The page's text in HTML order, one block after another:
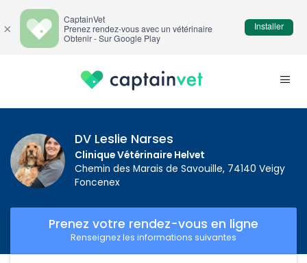
DV Leslie Narses
Clinique Vétérinaire Helvet
Chemin des Marais de Savouille, 74140 Veigy
Foncenex
Prenez votre rendez-vous en ligne
Renseignez les informations suivantes
×
CaptainVet
Prenez rendez-vous avec un vétérinaire
Obtenir - Sur Google Play
Installer